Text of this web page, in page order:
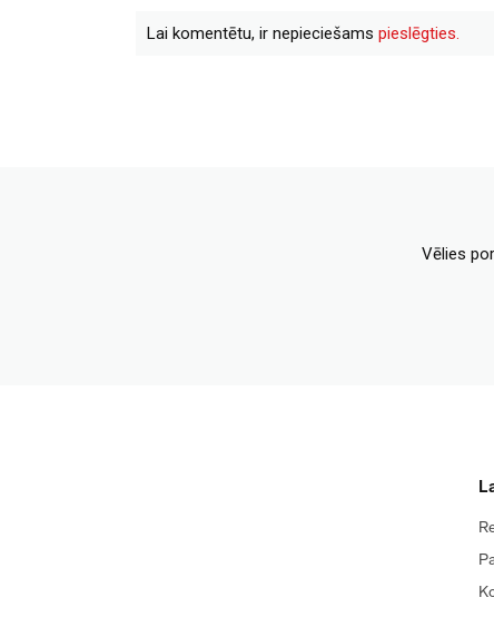
Lai komentētu, ir nepieciešams pieslēgties.
Vēlies